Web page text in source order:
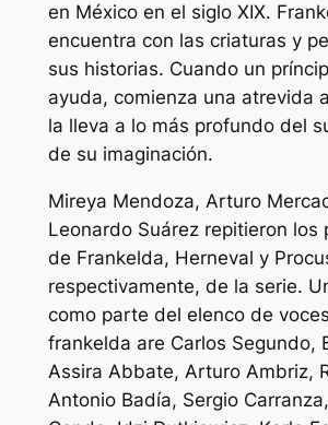
en México en el siglo XIX.
encuentra con las criaturas y
sus historias. Cuando un
ayuda, comienza una atrevida
la lleva a lo más profundo del
de su imaginación.
Mireya Mendoza, Arturo
Leonardo Suárez repitieron los
de Frankelda, Herneval y
respectivamente, de la serie.
como parte del elenco de
frankelda are Carlos Segundo,
Assira Abbate, Arturo Ambriz,
Antonio Badía, Sergio